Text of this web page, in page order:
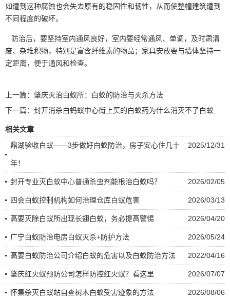
如遭到这种腐蚀也会失去原有的稳固性和韧性，从而使整幢建筑遭到
不同程度的破坏。
防治后，要坚持室内通风良好，室内要经常通风、单调，及时肃清
废、杂堆积物，特别是富含纤维素的物品；家具安放要与墙体坚持一
定距离，便于通风和检查。
上一篇： 肇庆灭治白蚁所：白蚁的防治与灭杀方法
下一篇： 封开消杀白蚂蚁中心街上买的白蚁药为什么消灭不了白蚁
相关文章
2025/12/31
鼎湖验收白蚁——3步做好白蚁防治，房子安心住几十
年！
2026/02/05
封开专业灭白蚁中心普通杀虫剂能根治白蚁吗？
2026/03/13
四会白蚁控制机构如何治理仓库白蚁危害
2026/04/20
高要灭除白蚁所出现长翅白蚁，务必提高警惕
2026/05/24
广宁白蚁防治电房白蚁灭杀+防护方法
2022/04/16
高要白蚁防治公司介绍白蚁的危害以及白蚁防治方法
2026/07/07
肇庆红火蚁预防公司怎样防控红火蚁？看这里
2026/08/06
怀集杀灭白蚁站自查树木白蚁受害迹象的方法